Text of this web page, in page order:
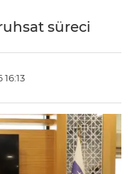
süreci